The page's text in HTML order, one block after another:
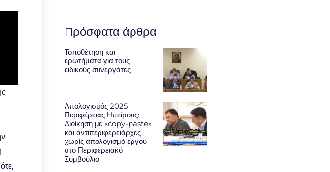
Πρόσφατα άρθρα
Τοποθέτηση και
ερωτήματα για τους
ειδικούς συνεργάτες
Απολογισμός 2025
Περιφέρειας Ηπείρους:
Διοίκηση με «copy-paste»
και αντιπεριφερειάρχες
χωρίς απολογισμό έργου
στο Περιφερειακό
Συμβούλιο